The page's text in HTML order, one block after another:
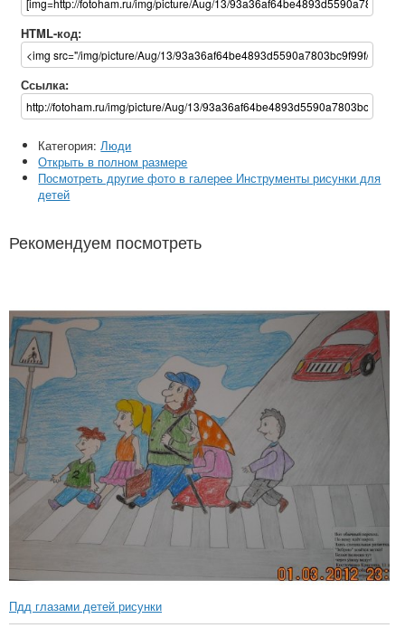
HTML-код:
Ссылка:
Категория:Люди
Открыть в полном размере
Посмотреть другие фото в галерее Инструменты рисунки для
детей
Рекомендуем посмотреть
Пдд глазами детей рисунки